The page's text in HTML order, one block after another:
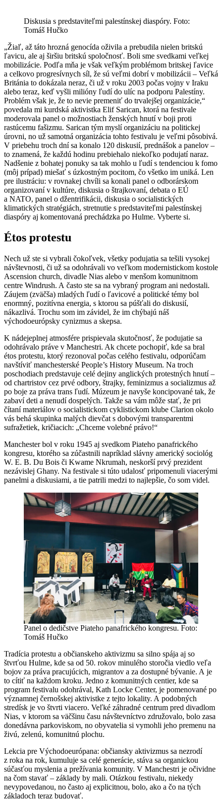
Diskusia s predstaviteľmi palestínskej diaspóry. Foto:
Tomáš Hučko
„Žiaľ, až táto hrozná genocída oživila a prebudila nielen britskú
ľavicu, ale aj širšiu britskú spoločnosť. Boli sme svedkami veľkej
mobilizácie. Podľa mňa je však veľkým problémom britskej ľavice
a celkovo progresívnych síl, že sú veľmi dobrí v mobilizácii – Veľká
Británia to dokázala neraz, či už v roku 2003 počas vojny v Iraku
alebo teraz, keď vyšli milióny ľudí do ulíc na podporu Palestíny.
Problém však je, že to nevie premeniť do trvalejšej organizácie,“
povedala mi kurdská aktivistka Elif Sarican, ktorá na festivale
moderovala panel o možnostiach ženských hnutí v boji proti
rastúcemu fašizmu. Sarican tým myslí organizáciu na politickej
úrovni, no už samotná organizácia tohto festivalu je veľmi pôsobivá.
V priebehu troch dní sa konalo 120 diskusií, prednášok a panelov –
to znamená, že každú hodinu prebiehalo niekoľko podujatí naraz.
Nadšenie z bohatej ponuky sa tak mohlo u ľudí s tendenciou k fomo
(môj prípad) miešať s úzkostným pocitom, čo všetko im uniká. Len
pre ilustráciu: v rovnakej chvíli sa konali panel o odborárskom
organizovaní v kultúre, diskusia o štrajkovaní, debata o EÚ
a NATO, panel o džentrifikácii, diskusia o socialistických
klimatických stratégiách, stretnutie s predstaviteľmi palestínskej
diaspóry aj komentovaná prechádzka po Hulme. Vyberte si.
Étos protestu
Nech už ste si vybrali čokoľvek, všetky podujatia sa tešili vysokej
návštevnosti, či už sa odohrávali vo veľkom modernistickom kostole
Ascension church, divadle Nias alebo v menšom komunitnom
centre Windrush. A často ste sa na vybraný program ani nedostali.
Záujem (zväčša) mladých ľudí o ľavicové a politické témy bol
enormný, pozitívna energia, s ktorou sa púšťali do diskusií,
nákazlivá. Trochu som im závidel, že im chýbajú náš
východoeurópsky cynizmus a skepsa.
K nádejeplnej atmosfére prispievala skutočnosť, že podujatie sa
odohrávalo práve v Manchestri. Ak chcete pochopiť, kde sa bral
étos protestu, ktorý rezonoval počas celého festivalu, odporúčam
navštíviť manchesterské People’s History Museum. Na troch
poschodiach predstavuje celé dejiny anglických protestných hnutí –
od chartristov cez prvé odbory, štrajky, feminizmus a socializmus až
po boje za práva trans ľudí. Múzeum je navyše koncipované tak, že
zabaví deti a nenudí dospelých. Takže sa vám môže stať, že pri
čítaní materiálov o socialistickom cyklistickom klube Clarion okolo
vás behá skupinka malých dievčat s dobovými transparentmi
sufražetiek, kričiacich: „Chceme volebné právo!“
Manchester bol v roku 1945 aj svedkom Piateho panafrického
kongresu, ktorého sa zúčastnili napríklad slávny americký sociológ
W. E. B. Du Bois či Kwame Nkrumah, neskorší prvý prezident
nezávislej Ghany. Na festivale si túto udalosť pripomenuli viacerými
panelmi a diskusiami, a tie patrili medzi to najlepšie, čo som videl.
Panel o dedičstve Piateho panafrického kongresu. Foto:
Tomáš Hučko
Tradícia protestu a občianskeho aktivizmu sa silno spája aj so
štvrťou Hulme, kde sa od 50. rokov minulého storočia viedlo veľa
bojov za práva pracujúcich, migrantov a za dostupné bývanie. A je
to cítiť na každom kroku. Jedno z komunitných centier, kde sa
program festivalu odohrával, Kath Locke Center, je pomenované po
významnej černošskej aktivistke z tejto lokality. A podobných
stredísk je vo štvrti viacero. Veľké záhradné centrum pred divadlom
Nias, v ktorom sa väčšinu času návštevníctvo združovalo, bolo zasa
donedávna parkoviskom, no obyvatelia si vymohli jeho premenu na
živú, zelenú, komunitnú plochu.
Lekcia pre Východoeurópana: občiansky aktivizmus sa nezrodí
z roka na rok, kumuluje sa celé generácie, stáva sa organickou
súčasťou myslenia a prežívania komunity. V Manchestri je očividne
na čom stavať – základy by mali. Otázkou festivalu, niekedy
nevypovedanou, no často aj explicitnou, bolo, ako a čo na tých
základoch teraz budovať.